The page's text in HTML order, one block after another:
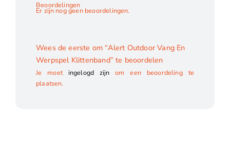
Beoordelingen
Er zijn nog geen beoordelingen.
Wees de eerste om “Alert Outdoor Vang En
Werpspel Klittenband” te beoordelen
Je moet ingelogd zijn om een beoordeling te
plaatsen.